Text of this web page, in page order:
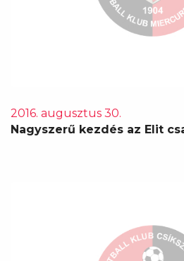
2016. augusztus 30.
Nagyszerű kezdés az Elit